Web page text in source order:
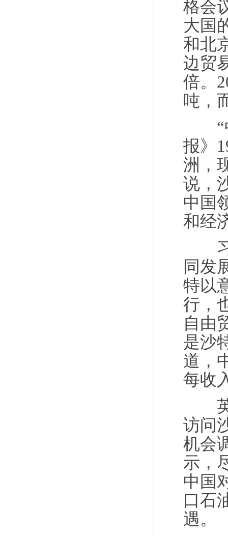
格会
大国
和北
边贸
倍。
吨，
“中
报》
洲，
说，
中国
和经
习
同发
特以
行，
自由
是沙
道，
每收
英
访问
机会
示，
中国
口石
遇。